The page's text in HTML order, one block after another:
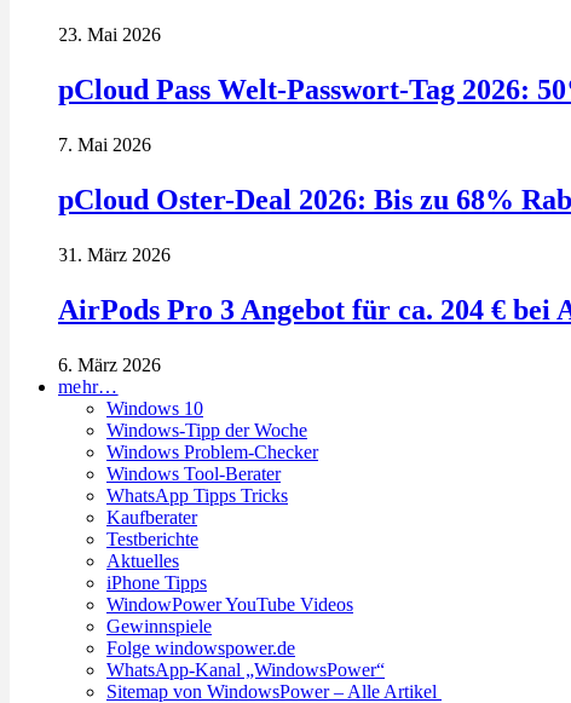
23. Mai 2026
pCloud Pass Welt-Passwort-Tag 2026:
7. Mai 2026
pCloud Oster-Deal 2026: Bis zu 68%
31. März 2026
AirPods Pro 3 Angebot für ca. 204 € bei
6. März 2026
mehr…
Windows 10
Windows-Tipp der Woche
Windows Problem-Checker
Windows Tool-Berater
WhatsApp Tipps Tricks
Kaufberater
Testberichte
Aktuelles
iPhone Tipps
WindowPower YouTube Videos
Gewinnspiele
Folge windowspower.de
WhatsApp-Kanal „WindowsPower“
Sitemap von WindowsPower – Alle Artikel